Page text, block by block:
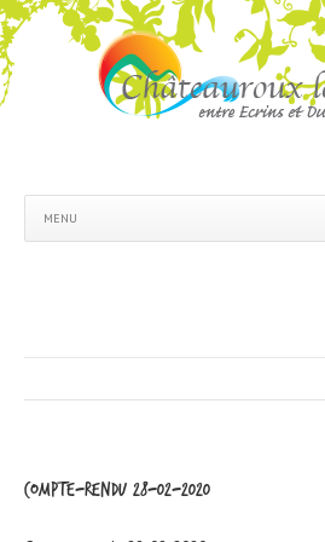
MENU
Compte-rendu 28-02-2020